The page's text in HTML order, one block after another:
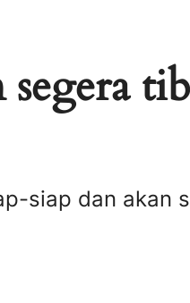
siap dan akan